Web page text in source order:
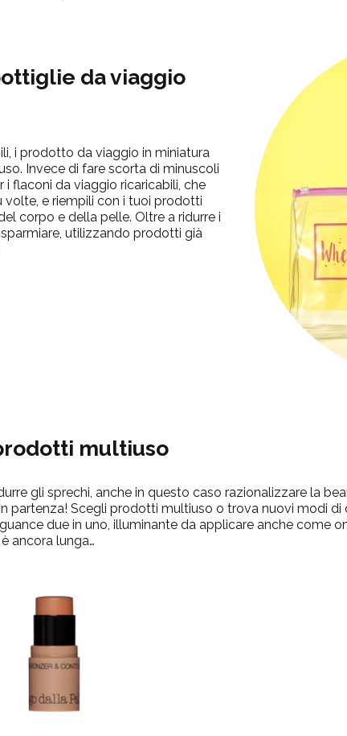
da viaggio
i prodotto da viaggio in miniatura
Invece di fare scorta di minuscoli
flaconi da viaggio ricaricabili, che
volte, e riempili con i tuoi prodotti
corpo e della pelle. Oltre a ridurre i
utilizzando prodotti già
multiuso
gli sprechi, anche in questo caso razionalizzare la
partenza! Scegli prodotti multiuso o trova nuovi modi
due in uno, illuminante da applicare anche come
ancora lunga…